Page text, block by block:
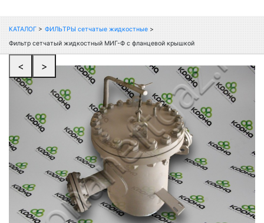
КАТАЛОГ > ФИЛЬТРЫ сетчатые жидкостные >
Фильтр сетчатый жидкостный МИГ-Ф с фланцевой крышкой
< >